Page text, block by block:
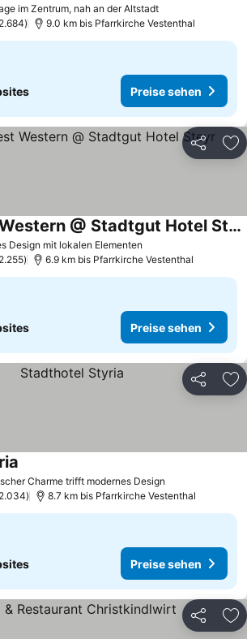
im Zentrum, nah an der Altstadt
2.684 9.0 km bis Pfarrkirche Vestenthal
Preise sehen
Teilen
Design mit lokalen Elementen
Aiden by Best Western @ Stadtgut Hotel Steyr
2.255 6.9 km bis Pfarrkirche Vestenthal
Preise sehen
Teilen
Charme trifft modernes Design
2.034 8.7 km bis Pfarrkirche Vestenthal
Preise sehen
Teilen